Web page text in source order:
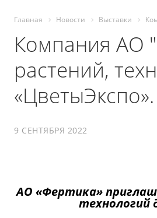
Главная Новости Выставки
Компания АО
растений,
«ЦветыЭкспо».
9 СЕНТЯБРЯ 2022
АО «Фертика»
технологий